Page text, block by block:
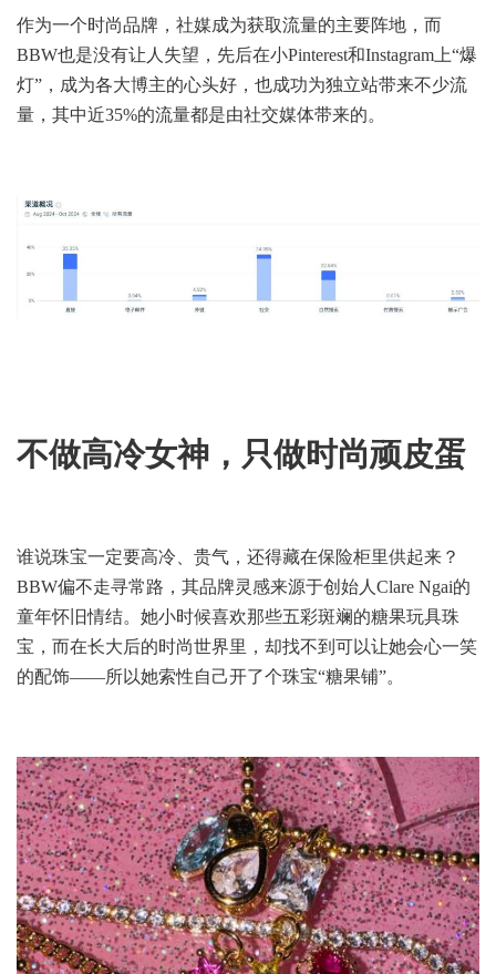
作为一个时尚品牌，社媒成为获取流量的主要阵地，而
BBW也是没有让人失望，先后在小Pinterest和Instagram上“爆
灯”，成为各大博主的心头好，也成功为独立站带来不少流
量，其中近35%的流量都是由社交媒体带来的。
不做高冷女神，只做时尚顽皮蛋
谁说珠宝一定要高冷、贵气，还得藏在保险柜里供起来？
BBW偏不走寻常路，其品牌灵感来源于创始人Clare Ngai的
童年怀旧情结。她小时候喜欢那些五彩斑斓的糖果玩具珠
宝，而在长大后的时尚世界里，却找不到可以让她会心一笑
的配饰——所以她索性自己开了个珠宝“糖果铺”。